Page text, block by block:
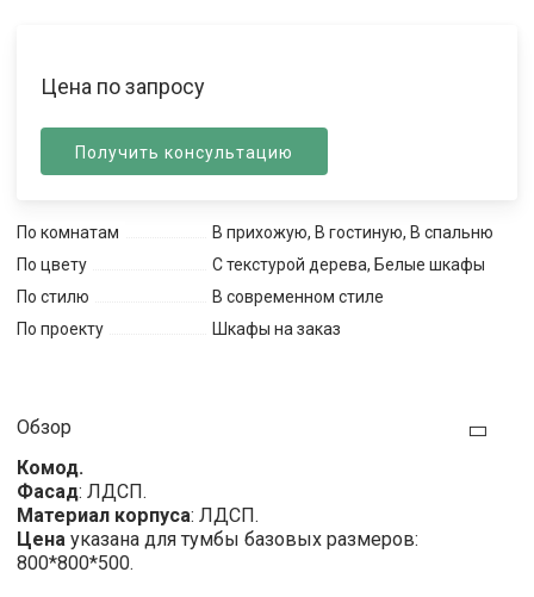
Цена по запросу
Получить консультацию
По комнатам
В прихожую, В гостиную, В спальню
По цвету
С текстурой дерева, Белые шкафы
По стилю
В современном стиле
По проекту
Шкафы на заказ
Обзор
Комод.
Фасад: ЛДСП.
Материал корпуса: ЛДСП.
Цена указана для тумбы базовых размеров:
800*800*500.